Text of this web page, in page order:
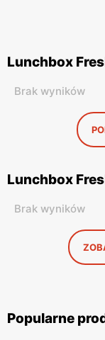
Lunchbox
Brak wyników
Lunchbox
Brak wyników
Popularne